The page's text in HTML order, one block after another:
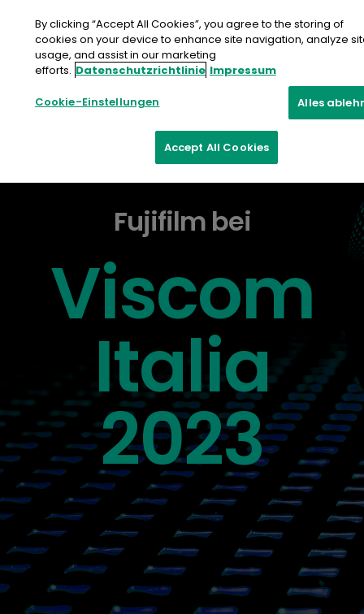
Inhalt
springen
Fujifilm bei
Viscom
Italia
2023
By clicking “Accept All Cookies”, you agree to the storing of
cookies on your device to enhance site navigation, analyze
usage, and assist in our marketing
efforts. Datenschutzrichtlinie Impressum
Cookie-Einstellungen Alles
Accept All Cookies